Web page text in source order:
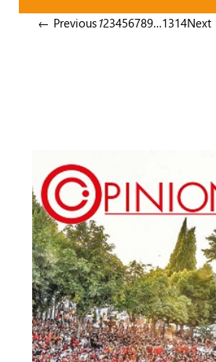
← Previous123456789…1314